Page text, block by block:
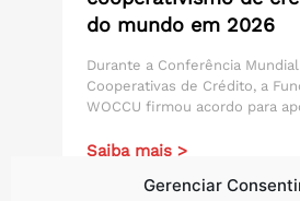
Gerenciar
do mundo em 2026
Durante a Conferência
Cooperativas de Crédito, a
WOCCU firmou acordo para
Saiba mais >